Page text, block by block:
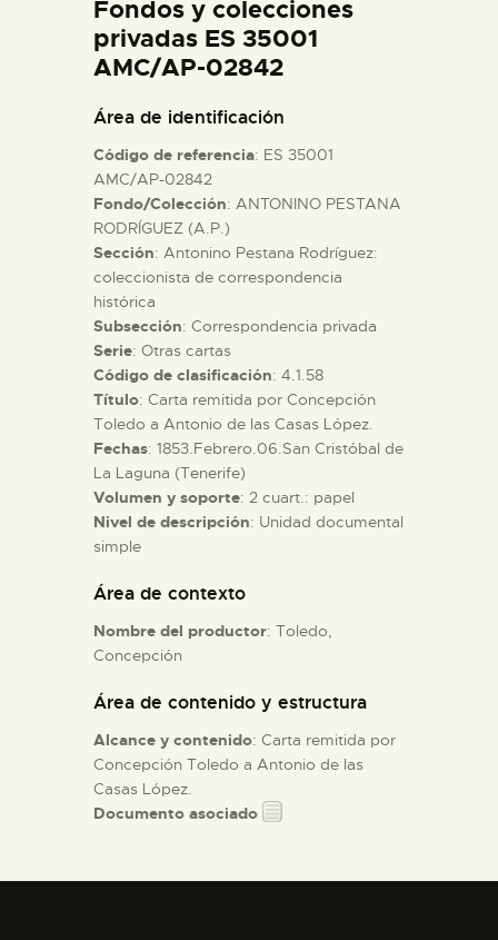
ESPAÑOL
ACTIVIDADES
█
EL MUSEO
COLECCIONES
DIDÁCTICA
ESPAÑOL
Fondos y colecciones
privadas ES 35001
AMC/AP-02842
Área de identificación
Código de referencia: ES 35001
AMC/AP-02842
Fondo/Colección: ANTONINO PESTANA
RODRÍGUEZ (A.P.)
Sección: Antonino Pestana Rodríguez:
coleccionista de correspondencia
histórica
Subsección: Correspondencia privada
Serie: Otras cartas
Código de clasificación: 4.1.58
Título: Carta remitida por Concepción
Toledo a Antonio de las Casas López.
Fechas: 1853.Febrero.06.San Cristóbal de
La Laguna (Tenerife)
Volumen y soporte: 2 cuart.: papel
Nivel de descripción: Unidad documental
simple
Área de contexto
Nombre del productor: Toledo,
Concepción
Área de contenido y estructura
Alcance y contenido: Carta remitida por
Concepción Toledo a Antonio de las
Casas López.
Documento asociado